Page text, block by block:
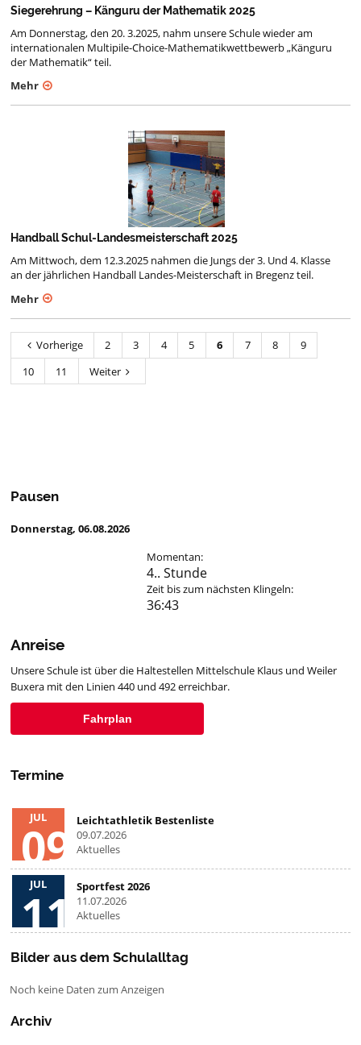
Siegerehrung – Känguru der Mathematik 2025
Am Donnerstag, den 20. 3.2025, nahm unsere Schule wieder am
internationalen Multipile-Choice-Mathematikwettbewerb „Känguru
der Mathematik“ teil.
Mehr
Handball Schul-Landesmeisterschaft 2025
Am Mittwoch, dem 12.3.2025 nahmen die Jungs der 3. Und 4. Klasse
an der jährlichen Handball Landes-Meisterschaft in Bregenz teil.
Mehr
Vorherige 2 3 4 5 6 7 8
9
10
11 Weiter
Pausen
Donnerstag, 06.08.2026
Momentan:
4.. Stunde
Zeit bis zum nächsten Klingeln:
36:43
Anreise
Unsere Schule ist über die Haltestellen Mittelschule Klaus und Weiler
Buxera mit den Linien 440 und 492 erreichbar.
Fahrplan
Termine
JUL
09
Leichtathletik Bestenliste
09.07.2026
Aktuelles
JUL
11
Sportfest 2026
11.07.2026
Aktuelles
Bilder aus dem Schulalltag
Noch keine Daten zum Anzeigen
Archiv